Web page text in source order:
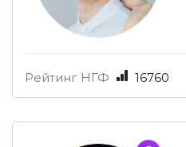
Рейтинг НГФ 16760